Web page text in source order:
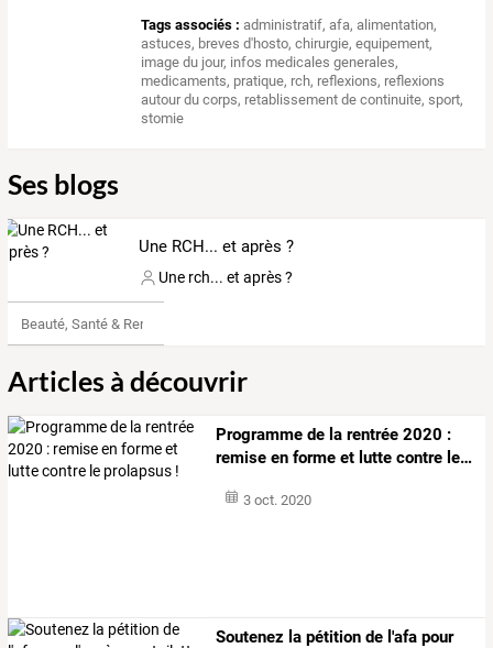
Tags associés : administratif,afa,alimentation,
astuces, breves d'hosto,chirurgie,equipement,
image du jour, infos medicales generales,
medicaments, pratique, rch, reflexions, reflexions
autour du corps, retablissement de continuite,sport,
stomie
Ses blogs
Une RCH... et après ?
Une rch... et après ?
Beauté, Santé & Remise en forme
Articles à découvrir
Programme de la rentrée 2020 :
remise en forme et lutte contre le…
3 oct. 2020
Soutenez la pétition de l'afa pour